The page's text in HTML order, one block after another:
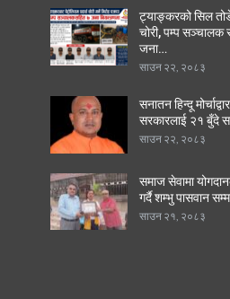
ट्याङ्करको सिल
चोरी, पम्प सञ्चालक
जना…
साउन २२, २०८३
सनातन हिन्दू
सरकारलाई २१ बुँदे
साउन २२, २०८३
समाज सेवामा
गर्दै शम्भु पासवान
साउन २१, २०८३